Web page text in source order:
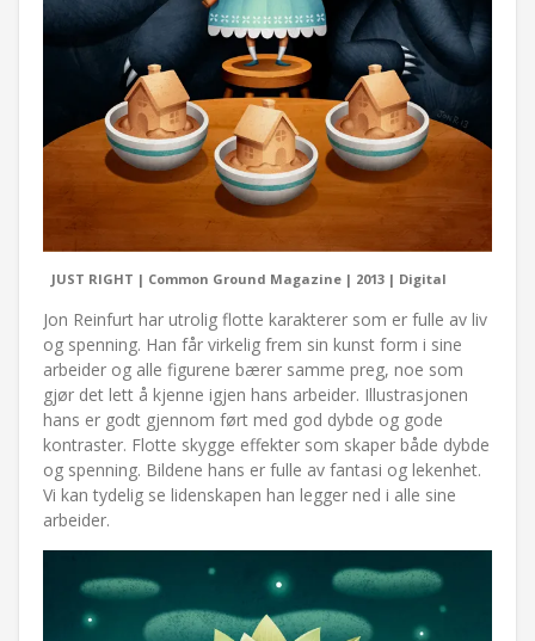
JUST RIGHT | Common Ground Magazine | 2013 | Digital
Jon Reinfurt har utrolig flotte karakterer som er fulle av liv
og spenning. Han får virkelig frem sin kunst form i sine
arbeider og alle figurene bærer samme preg, noe som
gjør det lett å kjenne igjen hans arbeider. Illustrasjonen
hans er godt gjennom ført med god dybde og gode
kontraster. Flotte skygge effekter som skaper både dybde
og spenning. Bildene hans er fulle av fantasi og lekenhet.
Vi kan tydelig se lidenskapen han legger ned i alle sine
arbeider.